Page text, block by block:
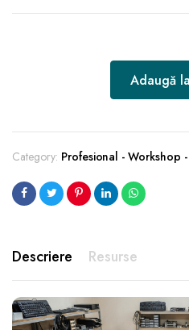
Adaugă
Category: Profesional - Workshop
Resurse
Descriere